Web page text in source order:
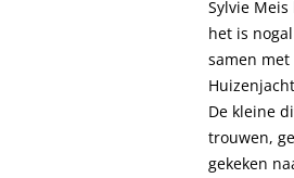
Sylvie
het is
samen
De kleine
trouwen,
gekeken